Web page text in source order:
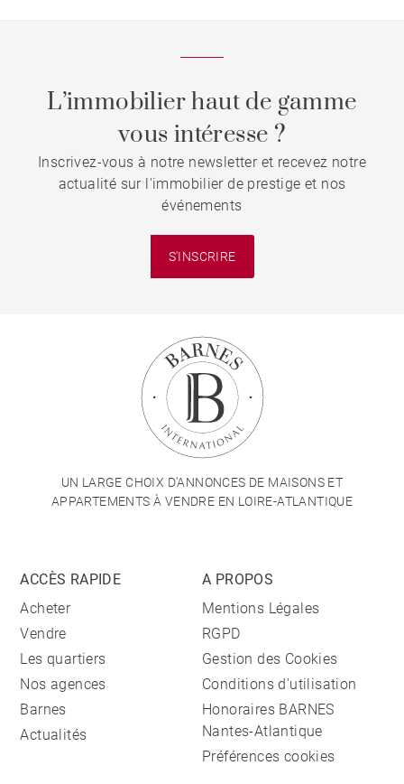
L’immobilier haut de gamme
vous intéresse ?
Inscrivez-vous à notre newsletter et recevez notre
actualité sur l'immobilier de prestige et nos
événements
S'INSCRIRE
UN LARGE CHOIX D'ANNONCES DE MAISONS ET
APPARTEMENTS À VENDRE EN LOIRE-ATLANTIQUE
ACCÈS RAPIDE
Acheter
Vendre
Les quartiers
Nos agences
Barnes
Actualités
A PROPOS
Mentions Légales
RGPD
Gestion des Cookies
Conditions d'utilisation
Honoraires BARNES
Nantes-Atlantique
Préférences cookies